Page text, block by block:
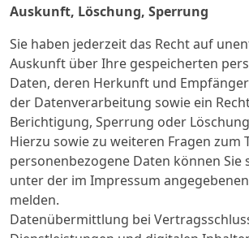
Auskunft, Löschung, Sperrung
Sie haben jederzeit das Recht auf
Auskunft über Ihre gespeicherten
Daten, deren Herkunft und
der Datenverarbeitung sowie ein
Berichtigung, Sperrung oder
Hierzu sowie zu weiteren Fragen zum
personenbezogene Daten können Sie
unter der im Impressum
melden.
Datenübermittlung bei